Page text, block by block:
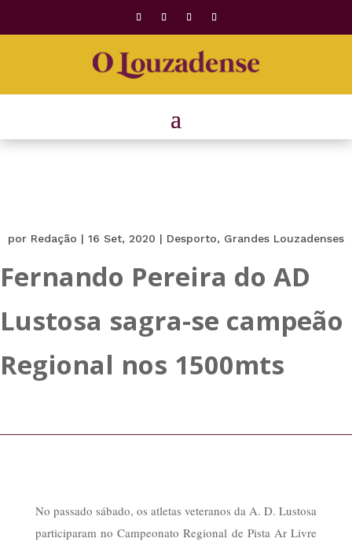
por Redação | 16 Set, 2020 | Desporto, Grandes Louzadenses
Fernando Pereira do AD
Lustosa sagra-se campeão
Regional nos 1500mts
No passado sábado, os atletas veteranos da A. D. Lustosa
participaram no Campeonato Regional de Pista Ar Livre